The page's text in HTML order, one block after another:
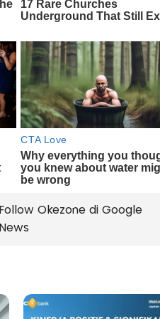
Follow Okezone di Google
News